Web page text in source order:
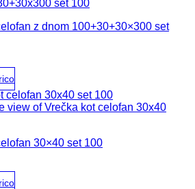
z dnom 100+30+30×300 set
30×40 set 100